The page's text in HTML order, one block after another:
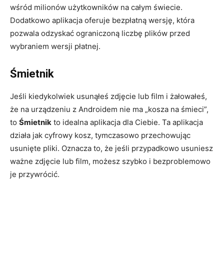
wśród milionów użytkowników na całym świecie.
Dodatkowo aplikacja oferuje bezpłatną wersję, która
pozwala odzyskać ograniczoną liczbę plików przed
wybraniem wersji płatnej.
Śmietnik
Jeśli kiedykolwiek usunąłeś zdjęcie lub film i żałowałeś,
że na urządzeniu z Androidem nie ma „kosza na śmieci”,
to Śmietnik to idealna aplikacja dla Ciebie. Ta aplikacja
działa jak cyfrowy kosz, tymczasowo przechowując
usunięte pliki. Oznacza to, że jeśli przypadkowo usuniesz
ważne zdjęcie lub film, możesz szybko i bezproblemowo
je przywrócić.